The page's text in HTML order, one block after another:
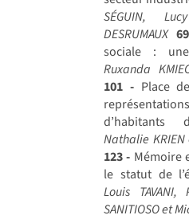
SÉGUIN,
DESRUMAUX
sociale :
Ruxanda
101 -Place
d’habitants
Nathalie KRIEN
123 - Mémoire
le statut de
Louis
SANITIOSO et